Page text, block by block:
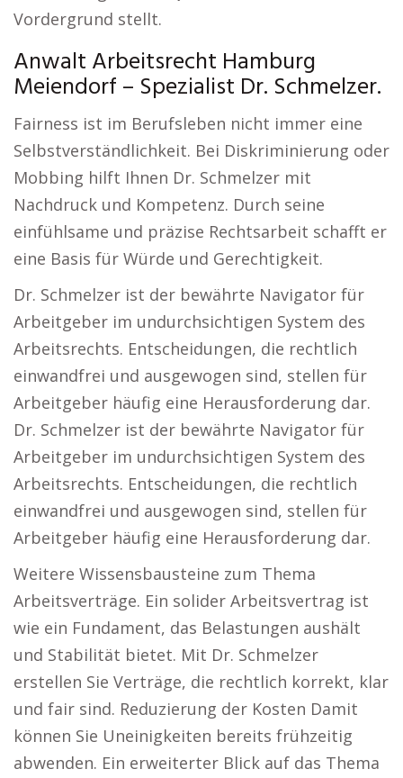
Vordergrund stellt.
Anwalt Arbeitsrecht Hamburg
Meiendorf – Spezialist Dr. Schmelzer.
Fairness ist im Berufsleben nicht immer eine
Selbstverständlichkeit. Bei Diskriminierung oder
Mobbing hilft Ihnen Dr. Schmelzer mit
Nachdruck und Kompetenz. Durch seine
einfühlsame und präzise Rechtsarbeit schafft er
eine Basis für Würde und Gerechtigkeit.
Dr. Schmelzer ist der bewährte Navigator für
Arbeitgeber im undurchsichtigen System des
Arbeitsrechts. Entscheidungen, die rechtlich
einwandfrei und ausgewogen sind, stellen für
Arbeitgeber häufig eine Herausforderung dar.
Dr. Schmelzer ist der bewährte Navigator für
Arbeitgeber im undurchsichtigen System des
Arbeitsrechts. Entscheidungen, die rechtlich
einwandfrei und ausgewogen sind, stellen für
Arbeitgeber häufig eine Herausforderung dar.
Weitere Wissensbausteine zum Thema
Arbeitsverträge. Ein solider Arbeitsvertrag ist
wie ein Fundament, das Belastungen aushält
und Stabilität bietet. Mit Dr. Schmelzer
erstellen Sie Verträge, die rechtlich korrekt, klar
und fair sind. Reduzierung der Kosten Damit
können Sie Uneinigkeiten bereits frühzeitig
abwenden. Ein erweiterter Blick auf das Thema